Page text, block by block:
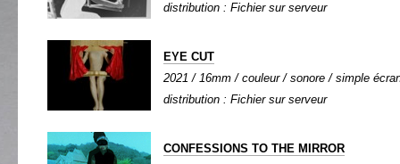
distribution : Fichier sur serveur
EYE CUT
2021 / 16mm / couleur / sonore / simple
distribution : Fichier sur serveur
CONFESSIONS TO THE MIRROR